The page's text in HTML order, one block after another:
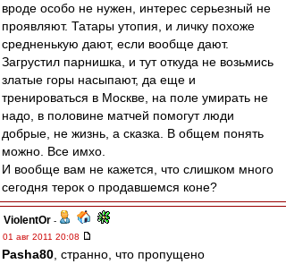
вроде особо не нужен, интерес серьезный не
проявляют. Татары утопия, и личку похоже
средненькую дают, если вообще дают.
Загрустил парнишка, и тут откуда не возьмись
златые горы насыпают, да еще и
тренироваться в Москве, на поле умирать не
надо, в половине матчей помогут люди
добрые, не жизнь, а сказка. В общем понять
можно. Все имхо.
И вообще вам не кажется, что слишком много
сегодня терок о продавшемся коне?
ViolentOr -
01 авг 2011 20:08
Pasha80 , странно, что пропущено